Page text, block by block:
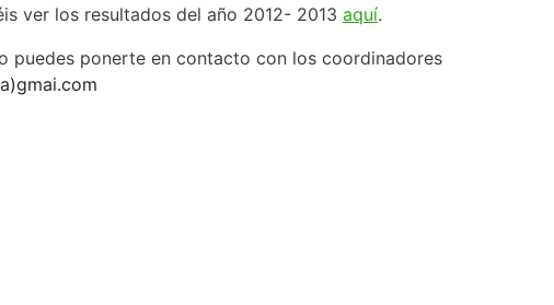
ver los resultados del año 2012- 2013 aquí.
puedes ponerte en contacto con los coordinadores